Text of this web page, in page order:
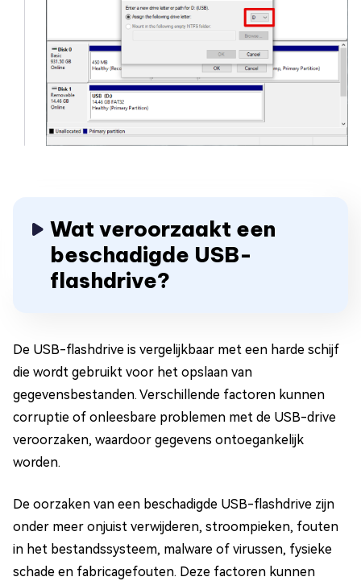
Wat veroorzaakt een
beschadigde USB-
flashdrive?
De USB-flashdrive is vergelijkbaar met een harde schijf
die wordt gebruikt voor het opslaan van
gegevensbestanden. Verschillende factoren kunnen
corruptie of onleesbare problemen met de USB-drive
veroorzaken, waardoor gegevens ontoegankelijk
worden.
De oorzaken van een beschadigde USB-flashdrive zijn
onder meer onjuist verwijderen, stroompieken, fouten
in het bestandssysteem, malware of virussen, fysieke
schade en fabricagefouten. Deze factoren kunnen